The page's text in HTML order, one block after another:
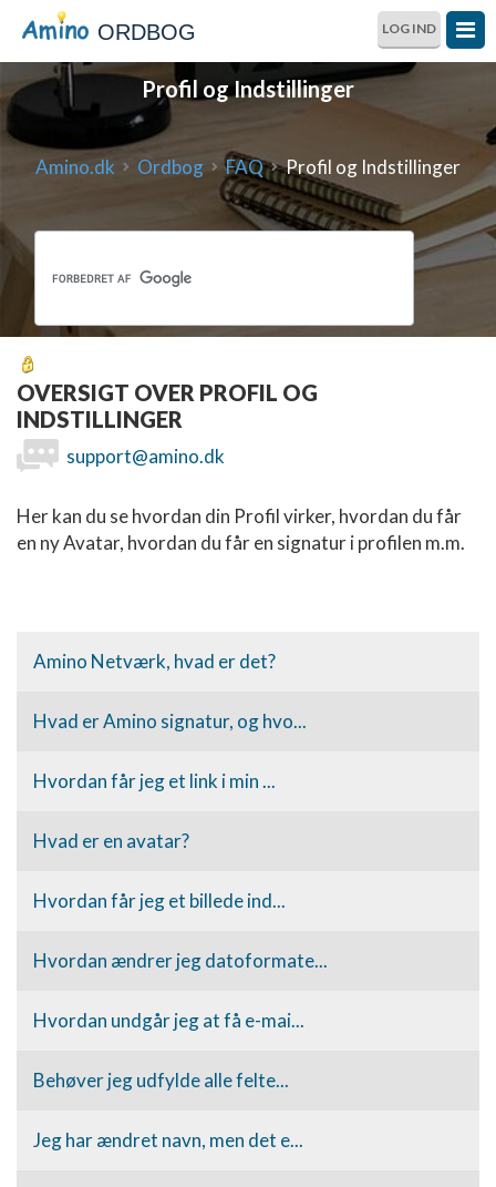
ORDBOG LOG IND
Profil og Indstillinger
Amino.dk Ordbog FAQ Profil og Indstillinger
OVERSIGT OVER PROFIL OG
INDSTILLINGER
support@amino.dk
Her kan du se hvordan din Profil virker, hvordan du får
en ny Avatar, hvordan du får en signatur i profilen m.m.
Amino Netværk, hvad er det?
Hvad er Amino signatur, og hvo...
Hvordan får jeg et link i min ...
Hvad er en avatar?
Hvordan får jeg et billede ind...
Hvordan ændrer jeg datoformate...
Hvordan undgår jeg at få e-mai...
Behøver jeg udfylde alle felte...
Jeg har ændret navn, men det e...